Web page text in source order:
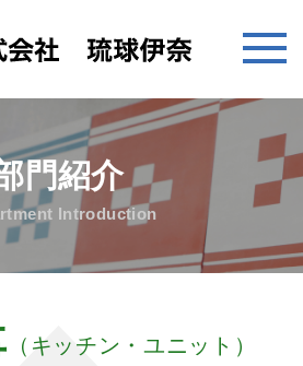
門紹介
Introduction
（キッチン・ユニット）